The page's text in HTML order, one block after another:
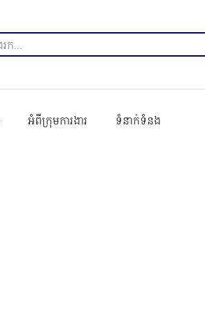
អំពីក្រុមការងារ ទំនាក់ទំនង